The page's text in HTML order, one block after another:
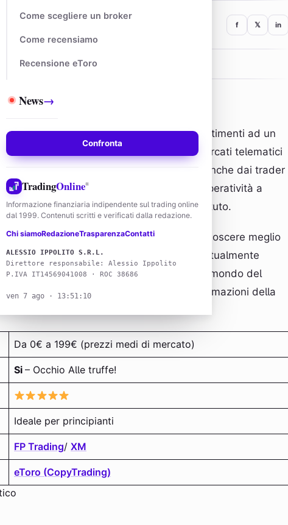
Come scegliere un broker
Come recensiamo
Recensione eToro
News→
Confronta
TradingOnline®
Informazione finanziaria indipendente sul trading online
dal 1999. Contenuti scritti e verificati dalla redazione.
Chi siamoRedazioneTrasparenzaContatti
ALESSIO IPPOLITO S.R.L.
Direttore responsabile: Alessio Ippolito
P.IVA IT14569041008 · ROC 38686
ven 7 ago · 13:51:10
f 𝕏 in
· 17:44LETTURA 25 min
lo studio e la gestione dei nostri investimenti ad un
autonomia. Nato con l’avvento dei mercati telematici
di trading ampiamente utilizzata anche dai trader
delegano quasi tutta la propria operatività a
la loro utilità rimane un argomento dibattuto.
dare risposte concrete a chi desidera conoscere meglio
migliori sistemi di trading automatico
attualmente
i prezzi e le truffe che popolano il mondo del
per assicurare che tutte le informazioni della
Da 0€ a 199€ (prezzi medi di mercato)
Si – Occhio Alle truffe!
Ideale per principianti
FP Trading/ XM
eToro (CopyTrading)